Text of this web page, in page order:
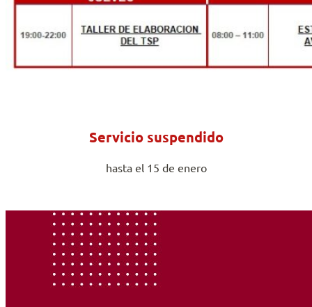
Servicio suspendido
hasta el 15 de enero